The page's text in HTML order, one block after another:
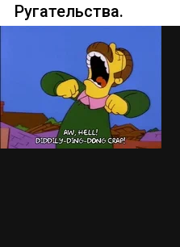
Ругательства.